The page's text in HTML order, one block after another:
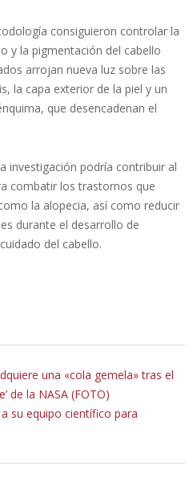
consiguieron controlar la
y la pigmentación del cabello
arrojan nueva luz sobre las
la capa exterior de la piel y un
que desencadenan el
investigación podría contribuir al
combatir los trastornos que
la alopecia, así como reducir
durante el desarrollo de
del cabello.
una «cola gemela» tras el
de la NASA (FOTO)
su equipo científico para